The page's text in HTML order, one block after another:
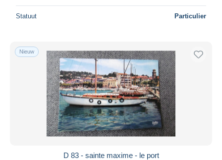
Toepassen
Statuut Particulier
Nieuw
D 83 - sainte maxime - le port